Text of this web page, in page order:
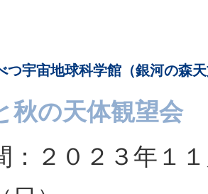
つ宇宙地球科学館（銀河の森
秋の天体観望会
：２０２３年１